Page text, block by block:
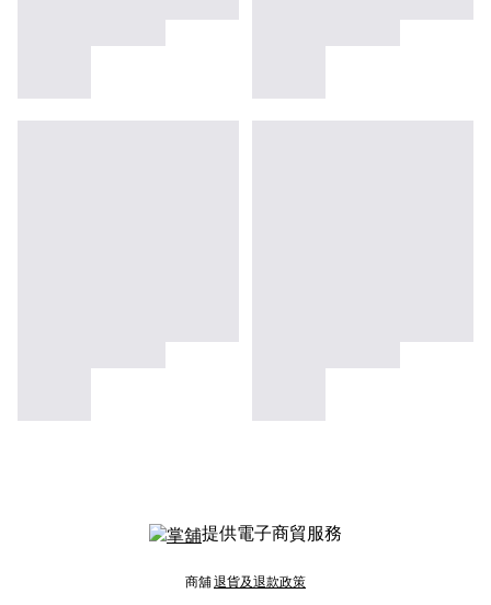
提供電子商貿服務
商舖退貨及退款政策